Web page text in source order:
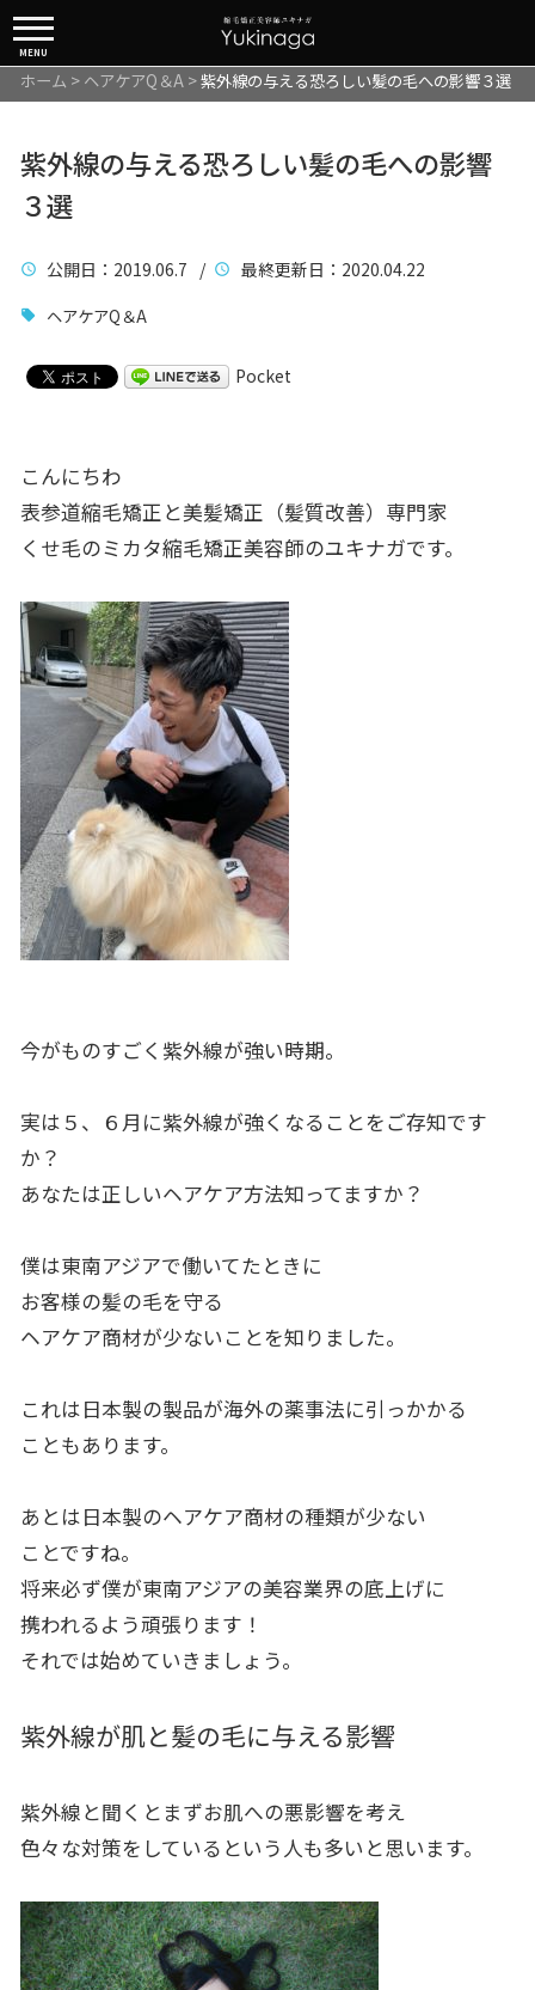
MENU
ホーム > ヘアケアQ＆A>紫外線の与える恐ろしい髪の毛への影響３選
紫外線の与える恐ろしい髪の毛への影響
３選
公開日 ：2019.06.7 / 最終更新日 ：2020.04.22
ヘアケアQ＆A
Pocket
こんにちわ
表参道縮毛矯正と美髪矯正（髪質改善）専門家
くせ毛のミカタ縮毛矯正美容師のユキナガです。
今がものすごく紫外線が強い時期。
実は５、６月に紫外線が強くなることをご存知です
か？
あなたは正しいヘアケア方法知ってますか？
僕は東南アジアで働いてたときに
お客様の髪の毛を守る
ヘアケア商材が少ないことを知りました。
これは日本製の製品が海外の薬事法に引っかかる
こともあります。
あとは日本製のヘアケア商材の種類が少ない
ことですね。
将来必ず僕が東南アジアの美容業界の底上げに
携われるよう頑張ります！
それでは始めていきましょう。
紫外線が肌と髪の毛に与える影響
紫外線と聞くとまずお肌への悪影響を考え
色々な対策をしているという人も多いと思います。